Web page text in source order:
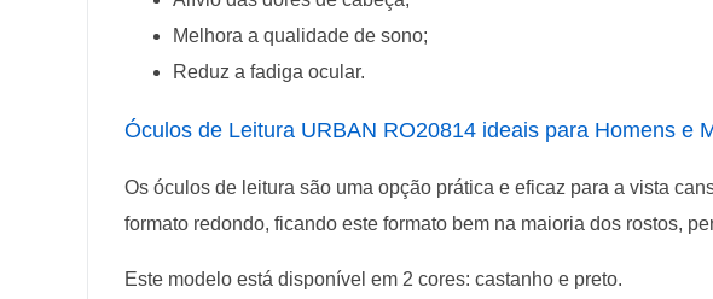
Melhora a qualidade de sono;
Reduz a fadiga ocular.
Óculos de Leitura URBAN RO20814 ideais para Homens e
Os óculos de leitura são uma opção prática e eficaz para a vista
formato redondo, ficando este formato bem na maioria dos rostos,
Este modelo está disponível em 2 cores: castanho e preto.